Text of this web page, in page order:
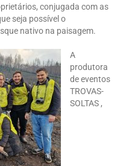
conjugada com as
seja possível o
nativo na paisagem.
A
produtora
de eventos
TROVAS-
SOLTAS ,